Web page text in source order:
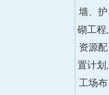
墙、护
砌工程,
资源配
置计划,
工场布